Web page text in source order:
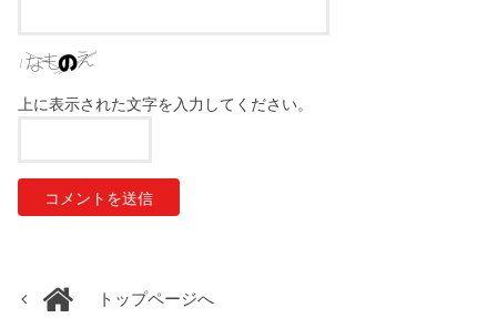
上に表示された文字を入力してください。
トップページへ